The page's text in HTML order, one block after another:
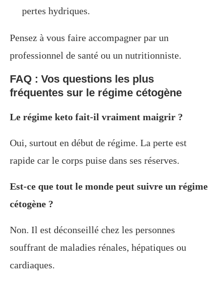
pertes hydriques.
Pensez à vous faire accompagner par un
professionnel de santé ou un nutritionniste.
FAQ : Vos questions les plus
fréquentes sur le régime cétogène
Le régime keto fait-il vraiment maigrir ?
Oui, surtout en début de régime. La perte est
rapide car le corps puise dans ses réserves.
Est-ce que tout le monde peut suivre un régime
cétogène ?
Non. Il est déconseillé chez les personnes
souffrant de maladies rénales, hépatiques ou
cardiaques.